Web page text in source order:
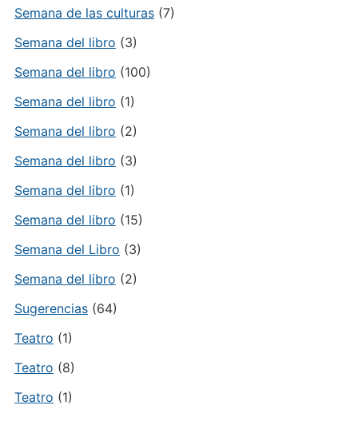
Semana de las culturas(7)
Semana del libro (3)
Semana del libro (100)
Semana del libro (1)
Semana del libro (2)
Semana del libro (3)
Semana del libro (1)
Semana del libro (15)
Semana del Libro (3)
Semana del libro (2)
Sugerencias(64)
Teatro (1)
Teatro (8)
Teatro (1)